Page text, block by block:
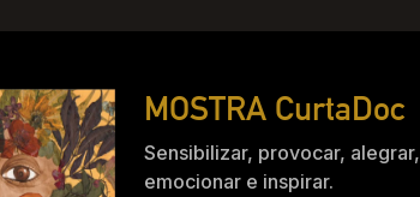
MOSTRA CurtaDoc
Sensibilizar, provocar, alegrar,
emocionar e inspirar.